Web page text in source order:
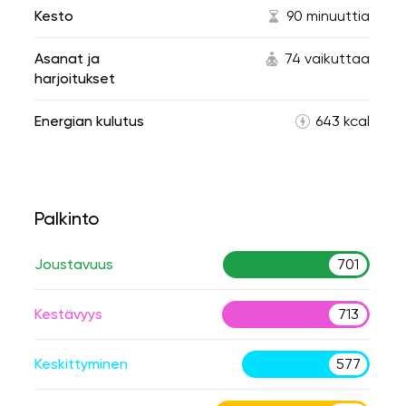
Kesto 90 minuuttia
Asanat ja
harjoitukset
74 vaikuttaa
Energian kulutus 643 kcal
Palkinto
Joustavuus 701
Kestävyys 713
Keskittyminen 577